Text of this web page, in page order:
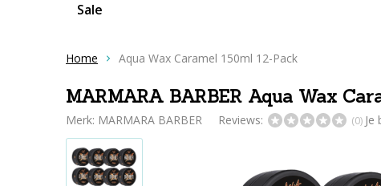
Sale
Home Aqua Wax Caramel 150ml 12-Pack
MARMARA BARBER Aqua Wax
Merk: MARMARA BARBER Reviews: (0)